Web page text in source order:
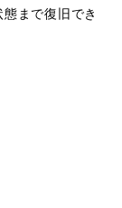
まで復旧でき